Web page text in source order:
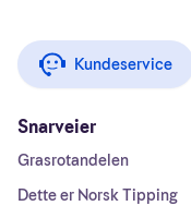
Kundeservice
Snarveier
Grasrotandelen
Dette er Norsk Tipping